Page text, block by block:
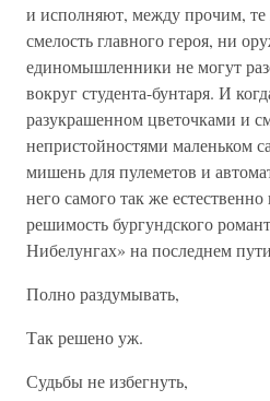
и исполняют, между
смелость главного героя, ни
единомышленники не могут
вокруг студента-бунтаря. И
разукрашенном цветочками и
непристойностями маленьком
мишень для пулеметов и
него самого так же
решимость бургундского
Нибелунгах» на последнем
Полно раздумывать,
Так решено уж.
Судьбы не избегнуть,